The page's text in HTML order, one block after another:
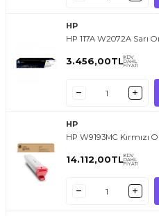
HP
HP 117A W2072A Sarı
3.456,00TLKDV
DAHİL
FİYATI
HP
HP W9193MC Kırmızı
14.112,00TLKDV
DAHİL
FİYATI